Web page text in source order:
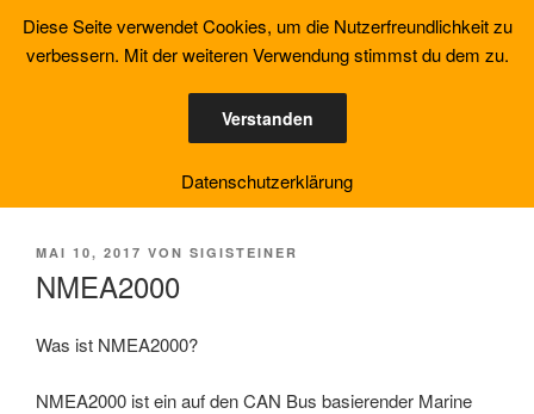
Inhalt
springen
YACHT MONITORING
SOLUTION
NMEA2000 kompatible Datenmodule
VERÖFFENTLICHT
MAI 10, 2017 VON SIGISTEINER
NMEA2000
Was ist NMEA2000?
NMEA2000 ist ein auf den CAN Bus basierender Marine
Diese Seite verwendet Cookies, um die Nutzerfreundlichkeit zu
verbessern. Mit der weiteren Verwendung stimmst du dem zu.
Verstanden
Datenschutzerklärung